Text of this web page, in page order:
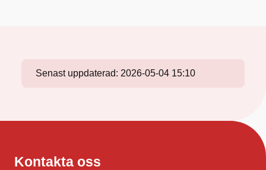
Senast uppdaterad: 2026-05-04 15:10
Kontakta oss